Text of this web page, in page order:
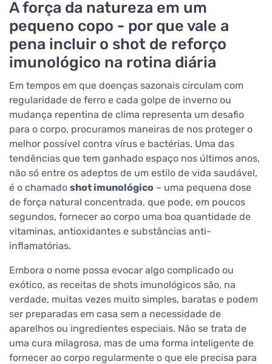
A força da natureza em um
pequeno copo - por que vale a
pena incluir o shot de reforço
imunológico na rotina diária
Em tempos em que doenças sazonais circulam com
regularidade de ferro e cada golpe de inverno ou
mudança repentina de clima representa um desafio
para o corpo, procuramos maneiras de nos proteger o
melhor possível contra vírus e bactérias. Uma das
tendências que tem ganhado espaço nos últimos anos,
não só entre os adeptos de um estilo de vida saudável,
é o chamado shot imunológico – uma pequena dose
de força natural concentrada, que pode, em poucos
segundos, fornecer ao corpo uma boa quantidade de
vitaminas, antioxidantes e substâncias anti-
inflamatórias.
Embora o nome possa evocar algo complicado ou
exótico, as receitas de shots imunológicos são, na
verdade, muitas vezes muito simples, baratas e podem
ser preparadas em casa sem a necessidade de
aparelhos ou ingredientes especiais. Não se trata de
uma cura milagrosa, mas de uma forma inteligente de
fornecer ao corpo regularmente o que ele precisa para